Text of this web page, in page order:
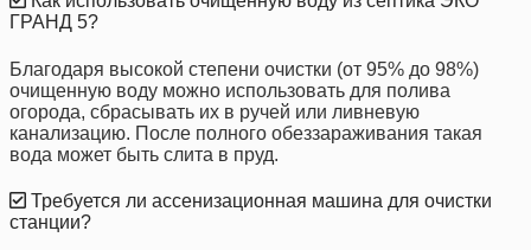
ГРАНД 5?
Благодаря высокой степени очистки (от 95% до 98%)
очищенную воду можно использовать для полива
огорода, сбрасывать их в ручей или ливневую
канализацию. После полного обеззараживания такая
вода может быть слита в пруд.
Требуется ли ассенизационная машина для очистки
станции?